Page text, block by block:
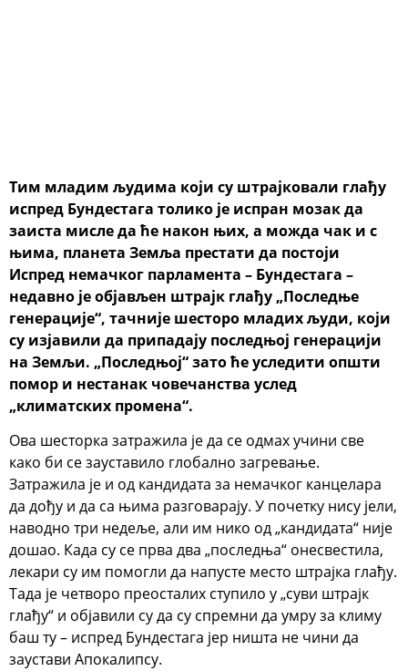
Тим младим људима који су штрајковали глађу
испред Бундестага толико је испран мозак да
заиста мисле да ће након њих, а можда чак и с
њима, планета Земља престати да постоји
Испред немачког парламента – Бундестага –
недавно је објављен штрајк глађу „Последње
генерације“, тачније шесторо младих људи, који
су изјавили да припадају последњој генерацији
на Земљи. „Последњој“ зато ће уследити општи
помор и нестанак човечанства услед
„климатских промена“.
Ова шесторка затражила је да се одмах учини све
како би се зауставило глобално загревање.
Затражила је и од кандидата за немачког канцелара
да дођу и да са њима разговарају. У почетку нису јели,
наводно три недеље, али им нико од „кандидата“ није
дошао. Када су се прва два „последња“ онесвестила,
лекари су им помогли да напусте место штрајка глађу.
Тада је четворо преосталих ступило у „суви штрајк
глађу“ и објавили су да су спремни да умру за климу
баш ту – испред Бундестага јер ништа не чини да
заустави Апокалипсу.